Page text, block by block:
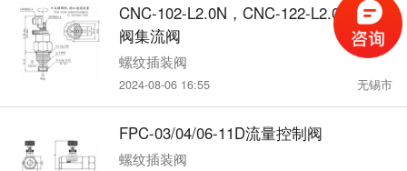
CNC-102-L2.0N，CNC-122-L2.0N流量
阀集流阀
螺纹插装阀
2024-08-06 16:55 无锡市
FPC-03/04/06-11D流量控制阀
螺纹插装阀